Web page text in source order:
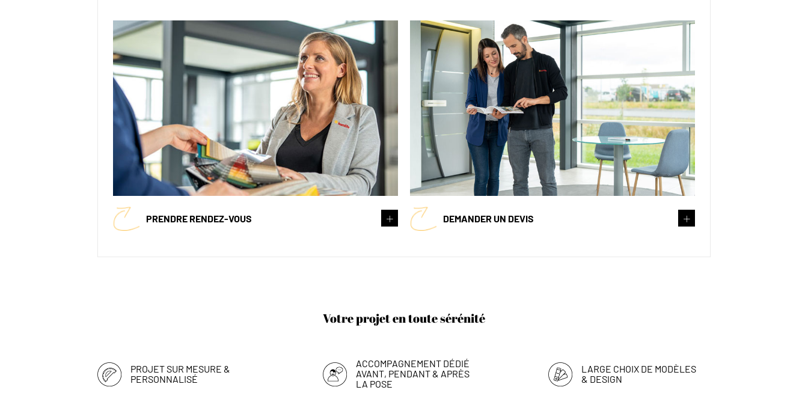
PRENDRE RENDEZ-VOUS DEMANDER UN DEVIS
Votre projet en toute sérénité
PROJET SUR MESURE &
PERSONNALISÉ
ACCOMPAGNEMENT DÉDIÉ
AVANT, PENDANT & APRÈS
LA POSE
LARGE CHOIX DE MODÈLES
& DESIGN